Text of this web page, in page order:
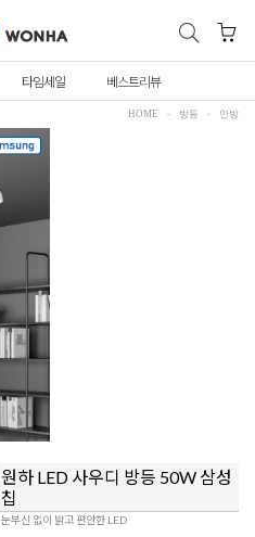
타임세일 베스트리뷰
HOME 방등 안방
원하 LED 사우디 방등 50W 삼성
칩
눈부신 없이 밝고 편안한 LED